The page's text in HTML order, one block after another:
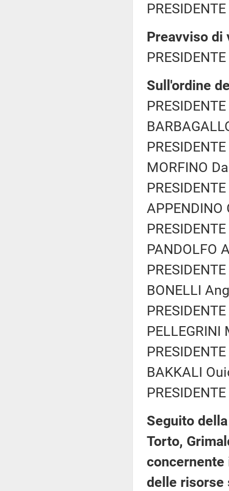
Preavviso di
Sull'ordine
MORFINO
PANDOLFO
BONELLI
BAKKALI
Seguito
Torto,
delle risorse